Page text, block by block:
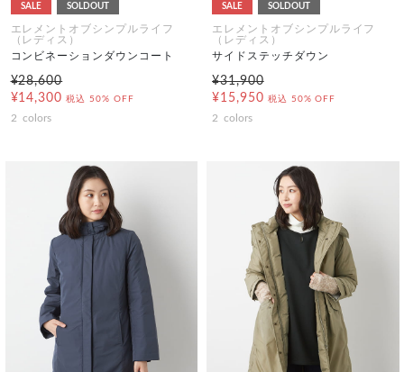
SALE SOLDOUT
エレメントオブシンプルライフ
（レディス）
コンビネーションダウンコート
¥28,600
¥14,300 税込 50% OFF
2 colors
SALE SOLDOUT
エレメントオブシンプルライフ
（レディス）
サイドステッチダウン
¥31,900
¥15,950 税込 50% OFF
2 colors